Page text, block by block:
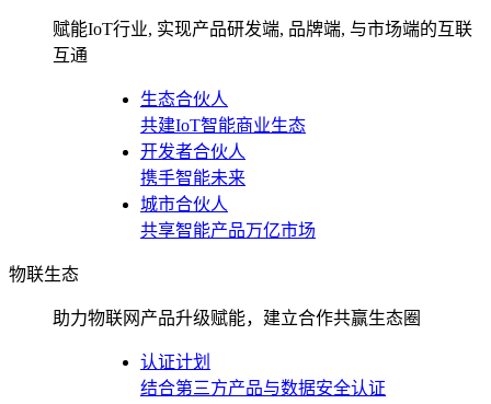
赋能IoT行业, 实现产品研发端, 品牌端, 与市场端的互联
互通
生态合伙人
共建IoT智能商业生态
开发者合伙人
携手智能未来
城市合伙人
共享智能产品万亿市场
物联生态
助力物联网产品升级赋能，建立合作共赢生态圈
认证计划
结合第三方产品与数据安全认证